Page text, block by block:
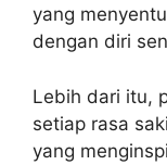
yang
dengan diri
Lebih dari itu,
setiap rasa
yang